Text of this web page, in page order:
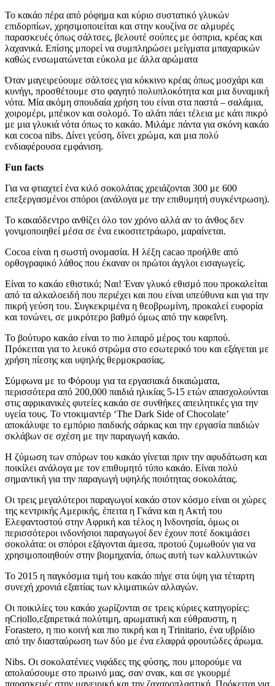
Το κακάο πέρα από ρόφημα και κύριο συστατικό γλυκών
επιδορπίων, χρησιμοποιείται και στην κουζίνα σε αλμυρές
παρασκευές όπως σάλτσες, βελουτέ σούπες με όσπρια, κρέας και
λαχανικά. Επίσης μπορεί να συμπληρώσει μείγματα μπαχαρικών
καθώς ενσωματώνεται εύκολα με άλλα αρώματα
Όταν μαγειρεύουμε σάλτσες για κόκκινο κρέας όπως μοσχάρι και
κυνήγι, προσθέτουμε στο φαγητό πολυπλοκότητα και μια δυναμική
νότα. Μία ακόμη σπουδαία χρήση του είναι στα παστά – σαλάμια,
χοιρομέρι, μπέικον και σολομό. Το αλάτι πάει τέλεια με κάτι πικρό
με μια γλυκιά νότα όπως το κακάο. Μιλάμε πάντα για σκόνη κακάο
και cocoa nibs. Δίνει γεύση, δίνει χρώμα, και μια πολύ
ενδιαφέρουσα εμφάνιση.
Fun facts
Για να φτιαχτεί ένα κιλό σοκολάτας χρειάζονται 300 με 600
επεξεργασμένοι σπόροι (ανάλογα με την επιθυμητή συγκέντρωση).
Το κακαόδεντρο ανθίζει όλο τον χρόνο αλλά αν το άνθος δεν
γονιμοποιηθεί μέσα σε ένα εικοσιτετράωρο, μαραίνεται.
Cocoa είναι η σωστή ονομασία. Η λέξη cacao προήλθε από
ορθογραφικό λάθος που έκαναν οι πρώτοι άγγλοι εισαγωγείς.
Είναι το κακάο εθιστικό; Ναι! Έναν γλυκό εθισμό που προκαλείται
από τα αλκαλοειδή που περιέχει και που είναι υπεύθυνα και για την
πικρή γεύση του. Συγκεκριμένα η θεοβρωμίνη, προκαλεί ευφορία
και τονώνει, σε μικρότερο βαθμό όμως από την καφεΐνη.
Το βούτυρο κακάο είναι το πιο λιπαρό μέρος του καρπού.
Πρόκειται για το λευκό στρώμα στο εσωτερικό του και εξάγεται με
χρήση πίεσης και υψηλής θερμοκρασίας.
Σύμφωνα με το Φόρουμ για τα εργασιακά δικαιώματα,
περισσότερα από 200,000 παιδιά ηλικίας 5-15 ετών απασχολούνται
στις αφρικανικές φυτείες κακάο σε συνθήκες απειλητικές για την
υγεία τους. Το ντοκιμαντέρ ‘The Dark Side of Chocolate’
αποκάλυψε το εμπόριο παιδικής σάρκας και την εργασία παιδιών
σκλάβων σε σχέση με την παραγωγή κακάο.
Η ζύμωση των σπόρων του κακάο γίνεται πριν την αφυδάτωση και
ποικίλει ανάλογα με τον επιθυμητό τύπο κακάο. Είναι πολύ
σημαντική για την παραγωγή υψηλής ποιότητας σοκολάτας.
Οι τρεις μεγαλύτεροι παραγωγοί κακάο στον κόσμο είναι οι χώρες
της κεντρικής Αμερικής, έπειτα η Γκάνα και η Ακτή του
Ελεφαντοστού στην Αφρική και τέλος η Ινδονησία, όμως οι
περισσότεροι ινδονήσιοι παραγωγοί δεν έχουν ποτέ δοκιμάσει
σοκολάτα: οι σπόροι εξάγονται άμεσα, προτού ζυμωθούν για να
χρησιμοποιηθούν στην βιομηχανία, όπως αυτή των καλλυντικών
Το 2015 η παγκόσμια τιμή του κακάο πήγε στα ύψη για τέταρτη
συνεχή χρονιά εξαιτίας των κλιματικών αλλαγών.
Οι ποικιλίες του κακάο χωρίζονται σε τρεις κύριες κατηγορίες:
ηCriollo,εξαιρετικά πολύτιμη, αρωματική και εύθραυστη, η
Forastero, η πιο κοινή και πιο πικρή και η Τrinitario, ένα υβρίδιο
από την διασταύρωση των δύο με ένα ελαφρά φρουτώδες άρωμα.
Nibs. Οι σοκολατένιες νιφάδες της φύσης, που μπορούμε να
απολαύσουμε στο πρωινό μας, σαν σνακ, και σε γκουρμέ
παρασκευές στην μαγειρική και την ζαχαροπλαστική. Πρόκειται για